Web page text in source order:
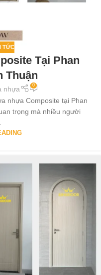
TỨC
Tại Phan
Thuận
nhựa 0
nhựa Composite tại Phan
trọng mà nhiều người